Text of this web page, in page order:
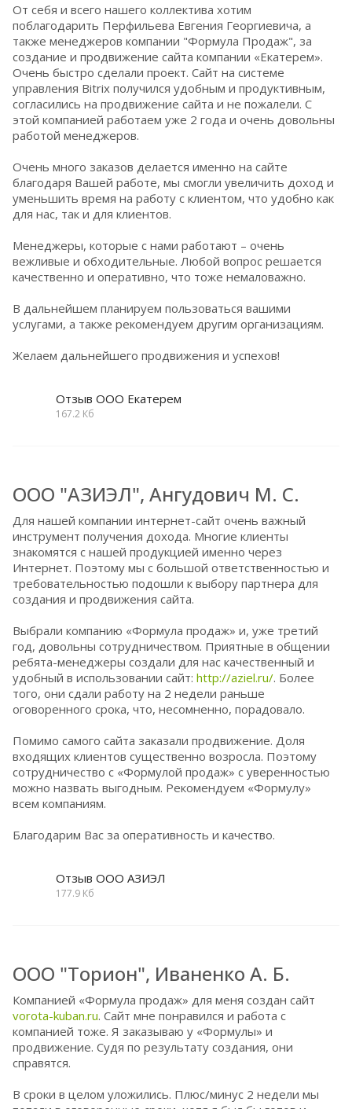
От себя и всего нашего коллектива хотим
поблагодарить Перфильева Евгения Георгиевича, а
также менеджеров компании "Формула Продаж", за
создание и продвижение сайта компании «Екатерем».
Очень быстро сделали проект. Сайт на системе
управления Bitrix получился удобным и продуктивным,
согласились на продвижение сайта и не пожалели. С
этой компанией работаем уже 2 года и очень довольны
работой менеджеров.
Очень много заказов делается именно на сайте
благодаря Вашей работе, мы смогли увеличить доход и
уменьшить время на работу с клиентом, что удобно как
для нас, так и для клиентов.
Менеджеры, которые с нами работают – очень
вежливые и обходительные. Любой вопрос решается
качественно и оперативно, что тоже немаловажно.
В дальнейшем планируем пользоваться вашими
услугами, а также рекомендуем другим организациям.
Желаем дальнейшего продвижения и успехов!
Отзыв ООО Екатерем
167.2 Кб
ООО "АЗИЭЛ", Ангудович М. С.
Для нашей компании интернет-сайт очень важный
инструмент получения дохода. Многие клиенты
знакомятся с нашей продукцией именно через
Интернет. Поэтому мы с большой ответственностью и
требовательностью подошли к выбору партнера для
создания и продвижения сайта.
Выбрали компанию «Формула продаж» и, уже третий
год, довольны сотрудничеством. Приятные в общении
ребята-менеджеры создали для нас качественный и
удобный в использовании сайт: http://aziel.ru/. Более
того, они сдали работу на 2 недели раньше
оговоренного срока, что, несомненно, порадовало.
Помимо самого сайта заказали продвижение. Доля
входящих клиентов существенно возросла. Поэтому
сотрудничество с «Формулой продаж» с уверенностью
можно назвать выгодным. Рекомендуем «Формулу»
всем компаниям.
Благодарим Вас за оперативность и качество.
Отзыв ООО АЗИЭЛ
177.9 Кб
ООО "Торион", Иваненко А. Б.
Компанией «Формула продаж» для меня создан сайт
vorota-kuban.ru. Сайт мне понравился и работа с
компанией тоже. Я заказываю у «Формулы» и
продвижение. Судя по результату создания, они
справятся.
В сроки в целом уложились. Плюс/минус 2 недели мы